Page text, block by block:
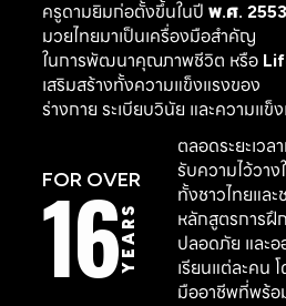
ครูดามยิมก่อตั้งขึ้นในปี พ.ศ. 2553
มวยไทยมาเป็นเครื่องมือสำคัญ
ในการพัฒนาคุณภาพชีวิต หรือ
เสริมสร้างทั้งความแข็งแรงของ
ร่างกาย ระเบียบวินัย และความแข็
FOR OVER
16YEARS
ตลอดระยะเวล
รับความไว้วาง
ทั้งชาวไทยแล
หลักสูตรการฝึ
ปลอดภัย และอ
เรียนแต่ละคน
มืออาชีพที่พร้อ